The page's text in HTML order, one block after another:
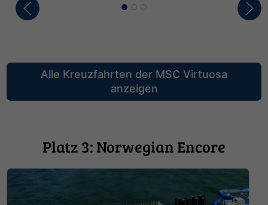
Alle Kreuzfahrten der MSC Virtuosa
anzeigen
Platz 3: Norwegian Encore